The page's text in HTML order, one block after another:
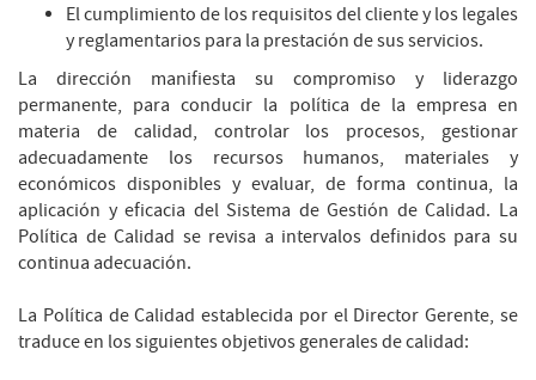
El cumplimiento de los requisitos del cliente y los legales
y reglamentarios para la prestación de sus servicios.
La dirección manifiesta su compromiso y liderazgo
permanente, para conducir la política de la empresa en
materia de calidad, controlar los procesos, gestionar
adecuadamente los recursos humanos, materiales y
económicos disponibles y evaluar, de forma continua, la
aplicación y eficacia del Sistema de Gestión de Calidad. La
Política de Calidad se revisa a intervalos definidos para su
continua adecuación.
La Política de Calidad establecida por el Director Gerente, se
traduce en los siguientes objetivos generales de calidad: